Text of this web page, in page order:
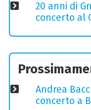
20 anni di
concerto al
Andrea
concerto a